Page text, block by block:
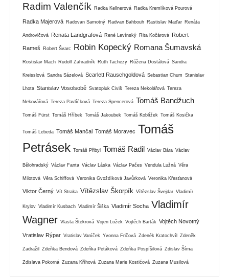
Radim Valenčík Radka Kellnerová Radka Kremlíková Pourová
Radka Majerová Radovan Samotný Radvan Bahbouh Rastislav Maďar Renáta
Androvičová Renata Landgrafová René Levínský Rita Kočárová Robert
Rameš Robert Švarc Robin Kopecký Romana Šumavská
Rostislav Mach Rudolf Zahradník Ruth Tachezy Růžena Dostálová Sandra
Kreisslová Sandra Sázelová Scarlett Rauschgoldová Sebastian Chum Stanislav
Lhota Stanislav Vosolsobě Svatopluk Civiš Tereza Nekolářová Tereza
Nekovářová Tereza Pavlíčková Tereza Spencerová Tomáš Bandžuch
Tomáš Fürst Tomáš Hříbek Tomáš Jakoubek Tomáš Koblížek Tomáš Kosička
Tomáš Lebeda Tomáš Mančal Tomáš Moravec Tomáš
Petrásek Tomáš Přibyl Tomáš Radil Václav Bára Václav
Bělohradský Václav Fanta Václav Láska Václav Pačes Vendula Lužná Věra
Milotová Věra Schiffová Veronika Gvoždíková Javůrková Veronika Křesťanová
Viktor Černý Vít Straka Vítězslav Škorpík Vítězslav Švejdar Vladimír
Krylov Vladimír Kusbach Vladimír Šiška Vladimír Socha Vladimír
Wagner Vlasta Štekrová Vojen Ložek Vojtěch Barták Vojtěch Novotný
Vratislav Rýpar Vratislav Vaníček Yvonna Fričová Zdeněk Kratochvíl Zdeněk
Zadražil Zdeňka Bendová Zdeňka Petáková Zdeňka Pospíšilová Zdislav Šíma
Zdislava Pokorná Zuzana Kříhová Zuzana Marie Kostićová Zuzana Musilová